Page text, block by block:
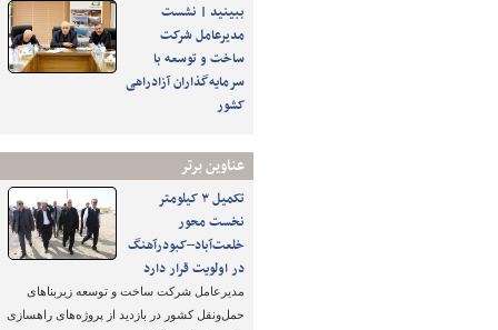
ببینید | نشست
مدیرعامل شرکت
ساخت و توسعه با
سرمایه‌گذاران آزادراهی
کشور
عناوین برتر
تکمیل ۳ کیلومتر
نخست محور
خلعت‌آباد–کبودرآهنگ
در اولویت قرار دارد
مدیرعامل شرکت ساخت و توسعه زیربناهای
حمل‌ونقل کشور در بازدید از پروژه‌های راهسازی